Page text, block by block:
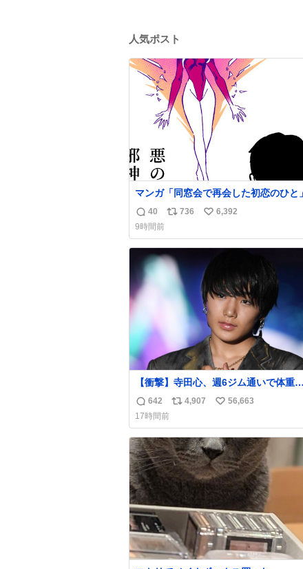
人気ポスト
マンガ「同窓会で再会した初恋のひと」
返
信
数
40
リ
ス
ト
736
い
ね
数
6,392
9時間前
【衝撃】寺田心、週6ジム通いで体重
62kg→82kgに 110kgのベンチプレス
げる姿披露
news.livedoor.com/article/detail… 元々自重
のみだったが、更に筋肉を大きくする
ム通いを開始。筋肉増量のためおにぎ
個、ゼリー飲料3～4本、パスタと毎日
オーバーの食事を摂取し、増量したと
返
信
数
642
リ
ス
ト
数
4,907
い
ね
数
56,663
17時間前